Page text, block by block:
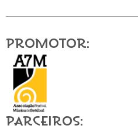
Promotor:
Parceiros: